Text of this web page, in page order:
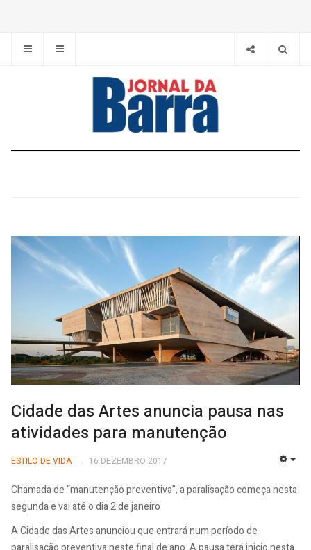
Cidade das Artes anuncia pausa nas
atividades para manutenção
ESTILO DE VIDA 16 DEZEMBRO 2017
Chamada de “manutenção preventiva”, a paralisação começa nesta
segunda e vai até o dia 2 de janeiro
A Cidade das Artes anunciou que entrará num período de